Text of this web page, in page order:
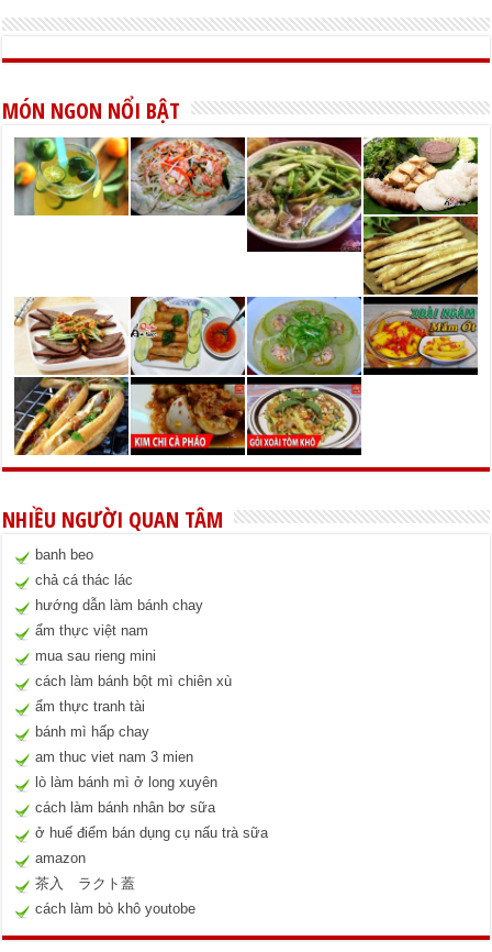
MÓN NGON NỔI BẬT
NHIỀU NGƯỜI QUAN TÂM
banh beo
chả cá thác lác
hướng dẫn làm bánh chay
ẩm thực việt nam
mua sau rieng mini
cách làm bánh bột mì chiên xù
ẩm thực tranh tài
bánh mì hấp chay
am thuc viet nam 3 mien
lò làm bánh mì ở long xuyên
cách làm bánh nhân bơ sữa
ở huế điểm bán dụng cụ nấu trà sữa
amazon
茶入 ラクト蓋
cách làm bò khô youtobe